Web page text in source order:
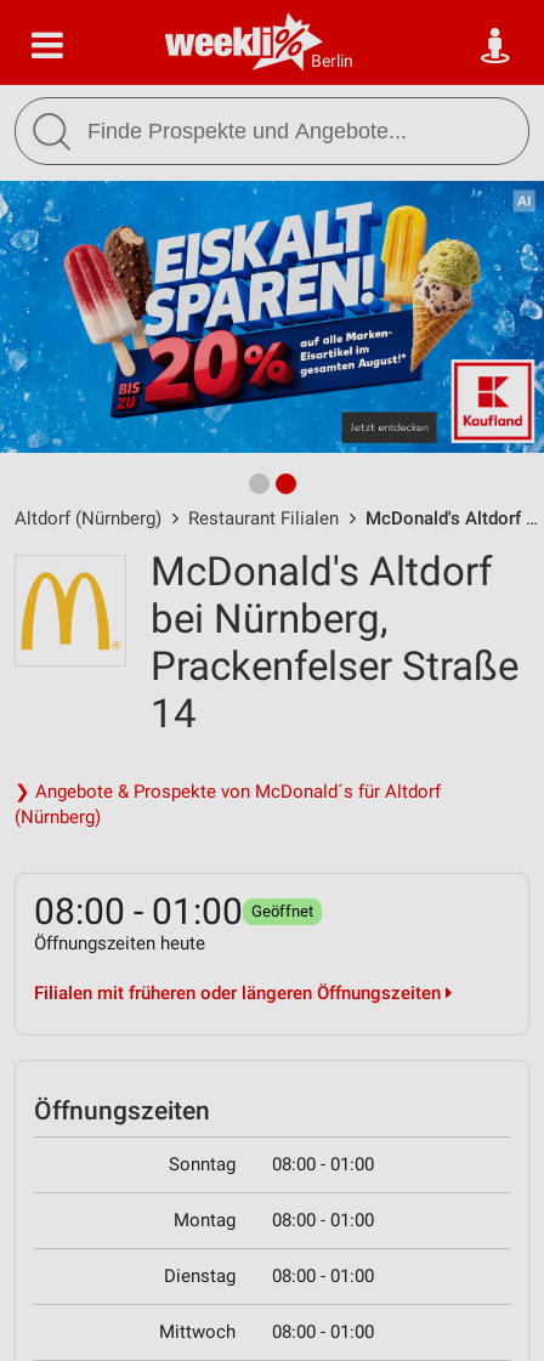
Berlin
Altdorf (Nürnberg) Restaurant Filialen McDonald's Altdorf bei Nürnberg / Prackenfelser Straße 14 - Öffnungszeiten & Adresse
McDonald's Altdorf
bei Nürnberg,
Prackenfelser Straße
14
❯ Angebote & Prospekte von McDonald´s für Altdorf
(Nürnberg)
08:00 - 01:00 Geöffnet
Öffnungszeiten heute
Filialen mit früheren oder längeren Öffnungszeiten
Öffnungszeiten
Sonntag 08:00 - 01:00
Montag 08:00 - 01:00
Dienstag 08:00 - 01:00
Mittwoch 08:00 - 01:00